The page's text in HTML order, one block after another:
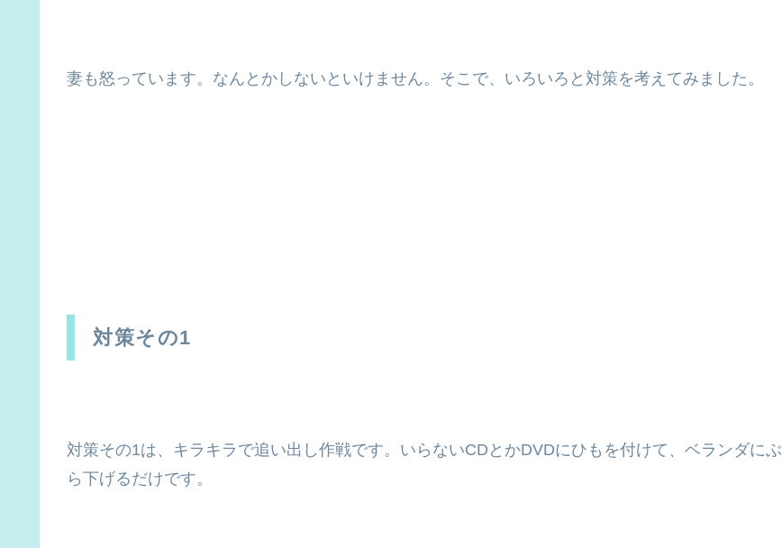
妻も怒っています。なんとかしないといけません。そこで、いろいろと対策を考えてみました。
対策その1
対策その1は、キラキラで追い出し作戦です。いらないCDとかDVDにひもを付けて、ベランダにぶ
ら下げるだけです。